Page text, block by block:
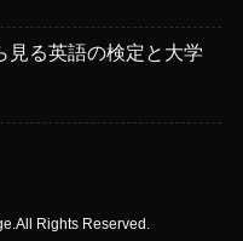
る英語の検定と大学
.All Rights Reserved.